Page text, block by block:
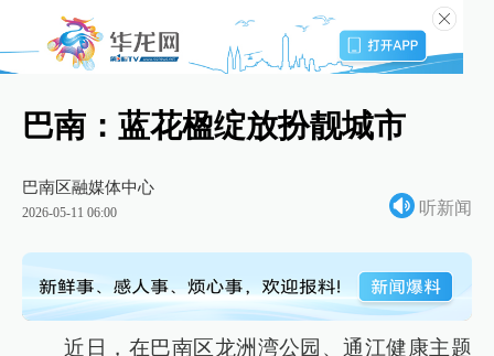
巴南：蓝花楹绽放扮靓城市
巴南区融媒体中心
2026-05-11 06:00 听新闻
近日，在巴南区龙洲湾公园、通江健康主题